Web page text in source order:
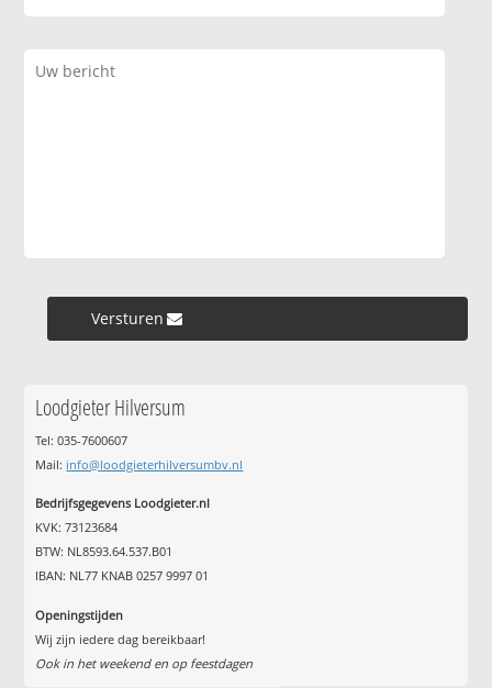
Versturen »
Loodgieter Hilversum
Tel: 035-7600607
Mail: info@loodgieterhilversumbv.nl
Bedrijfsgegevens Loodgieter.nl
KVK: 73123684
BTW: NL8593.64.537.B01
IBAN: NL77 KNAB 0257 9997 01
Openingstijden
Wij zijn iedere dag bereikbaar!
Ook in het weekend en op feestdagen